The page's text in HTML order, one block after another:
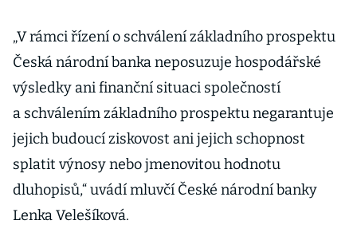
„V rámci řízení o schválení základního prospektu
Česká národní banka neposuzuje hospodářské
výsledky ani finanční situaci společností
a schválením základního prospektu negarantuje
jejich budoucí ziskovost ani jejich schopnost
splatit výnosy nebo jmenovitou hodnotu
dluhopisů,“ uvádí mluvčí České národní banky
Lenka Velešíková.